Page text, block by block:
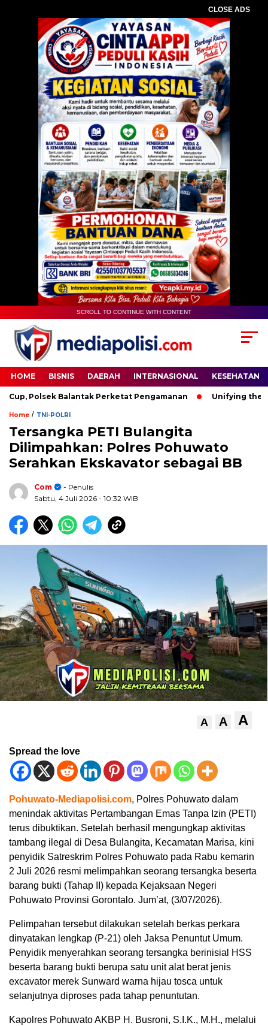
CLOSE ADS
SCROLL TO CONTINUE WITH CONTENT
HOME BISNIS DAERAH INTERNASIONAL KESEHATAN
Polsek Balantak Perketat Pengamanan Unifying the
Home / TNI-POLRI
Tersangka PETI Bulangita
Dilimpahkan: Polres Pohuwato
Serahkan Ekskavator sebagai BB
Com
- Penulis
Sabtu, 4 Juli 2026 - 10:32 WIB
A A A
Spread the love
Pohuwato-Mediapolisi.com, Polres Pohuwato dalam
menindak aktivitas Pertambangan Emas Tanpa Izin (PETI)
terus dibuktikan. Setelah berhasil mengungkap aktivitas
tambang ilegal di Desa Bulangita, Kecamatan Marisa, kini
penyidik Satreskrim Polres Pohuwato pada Rabu kemarin
2 Juli 2026 resmi melimpahkan seorang tersangka beserta
barang bukti (Tahap II) kepada Kejaksaan Negeri
Pohuwato Provinsi Gorontalo. Jum’at, (3/07/2026).
Pelimpahan tersebut dilakukan setelah berkas perkara
dinyatakan lengkap (P-21) oleh Jaksa Penuntut Umum.
Penyidik menyerahkan seorang tersangka berinisial HSS
beserta barang bukti berupa satu unit alat berat jenis
excavator merek Sunward warna hijau tosca untuk
selanjutnya diproses pada tahap penuntutan.
Kapolres Pohuwato AKBP H. Busroni, S.I.K., M.H., melalui